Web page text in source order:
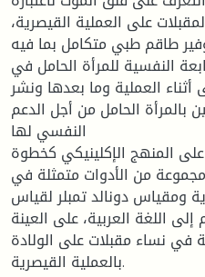
على العملية القيصرية،
طاقم طبي متكامل بما فيه
النفسية للمرأة الحامل في
العملية وما بعدها ونشر
بالمرأة الحامل من أجل الدعم
النفسي لها
المنهج الإكلينيكي كخطوة
من الأدوات متمثلة في
ومقياس دونالد تمبلر لقياس
اللغة العربية، على العينة
في نساء مقبلات على الولادة
بالعملية القيصرية.